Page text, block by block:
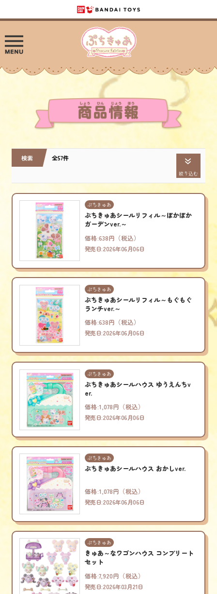
検索 全57件
絞り込む
ぷちきゅあ
ぷちきゅあシールリフィル～ぽかぽか
ガーデンver.～
価格:638円（税込）
発売日:2026年06月06日
ぷちきゅあ
ぷちきゅあシールリフィル～もぐもぐ
ランチver.～
価格:638円（税込）
発売日:2026年06月06日
ぷちきゅあ
ぷちきゅあシールハウス ゆうえんちv
er.
価格:1,078円（税込）
発売日:2026年06月06日
ぷちきゅあ
ぷちきゅあシールハウス おかしver.
価格:1,078円（税込）
発売日:2026年06月06日
ぷちきゅあ
きゅあ～なワゴンハウス コンプリート
セット
価格:7,920円（税込）
発売日:2026年03月21日